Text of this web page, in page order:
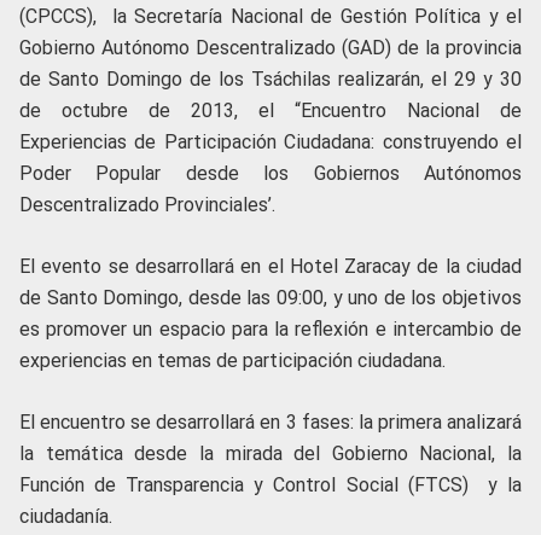
(CPCCS), la Secretaría Nacional de Gestión Política y el
Gobierno Autónomo Descentralizado (GAD) de la provincia
de Santo Domingo de los Tsáchilas realizarán, el 29 y 30
de octubre de 2013, el “Encuentro Nacional de
Experiencias de Participación Ciudadana: construyendo el
Poder Popular desde los Gobiernos Autónomos
Descentralizado Provinciales’.
El evento se desarrollará en el Hotel Zaracay de la ciudad
de Santo Domingo, desde las 09:00, y uno de los objetivos
es promover un espacio para la reflexión e intercambio de
experiencias en temas de participación ciudadana.
El encuentro se desarrollará en 3 fases: la primera analizará
la temática desde la mirada del Gobierno Nacional, la
Función de Transparencia y Control Social (FTCS) y la
ciudadanía.